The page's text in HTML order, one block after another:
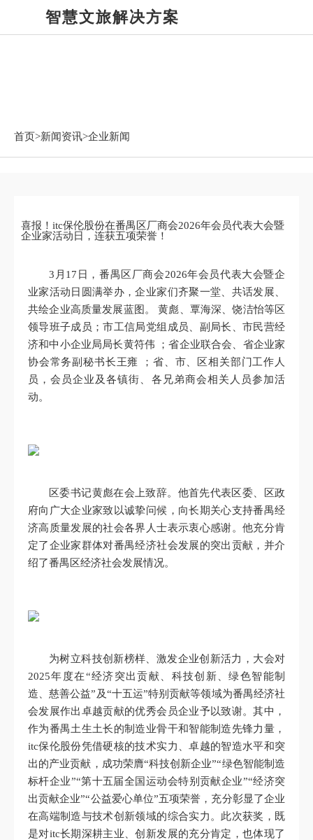
智慧文旅解决方案
首页>新闻资讯>企业新闻
喜报！itc保伦股份在番禺区厂商会2026年会员代表大会暨
企业家活动日，连获五项荣誉！
3月17日，番禺区厂商会2026年会员代表大会暨企
业家活动日圆满举办，企业家们齐聚一堂、共话发展、
共绘企业高质量发展蓝图。 黄彪、覃海深、饶洁怡等区
领导班子成员；市工信局党组成员、副局长、市民营经
济和中小企业局局长黄符伟 ；省企业联合会、省企业家
协会常务副秘书长王雍 ；省、市、区相关部门工作人
员，会员企业及各镇街、各兄弟商会相关人员参加活
动。
区委书记黄彪在会上致辞。他首先代表区委、区政
府向广大企业家致以诚挚问候，向长期关心支持番禺经
济高质量发展的社会各界人士表示衷心感谢。他充分肯
定了企业家群体对番禺经济社会发展的突出贡献，并介
绍了番禺区经济社会发展情况。
为树立科技创新榜样、激发企业创新活力，大会对
2025年度在“经济突出贡献、科技创新、绿色智能制
造、慈善公益”及“十五运”特别贡献等领域为番禺经济社
会发展作出卓越贡献的优秀会员企业予以致谢。其中，
作为番禺土生土长的制造业骨干和智能制造先锋力量，
itc保伦股份凭借硬核的技术实力、卓越的智造水平和突
出的产业贡献，成功荣膺“科技创新企业”“绿色智能制造
标杆企业”“第十五届全国运动会特别贡献企业”“经济突
出贡献企业”“公益爱心单位”五项荣誉，充分彰显了企业
在高端制造与技术创新领域的综合实力。此次获奖，既
是对itc长期深耕主业、创新发展的充分肯定，也体现了